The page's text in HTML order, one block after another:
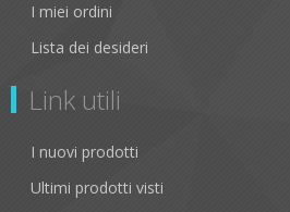
I miei ordini
Lista dei desideri
Link utili
I nuovi prodotti
Ultimi prodotti visti